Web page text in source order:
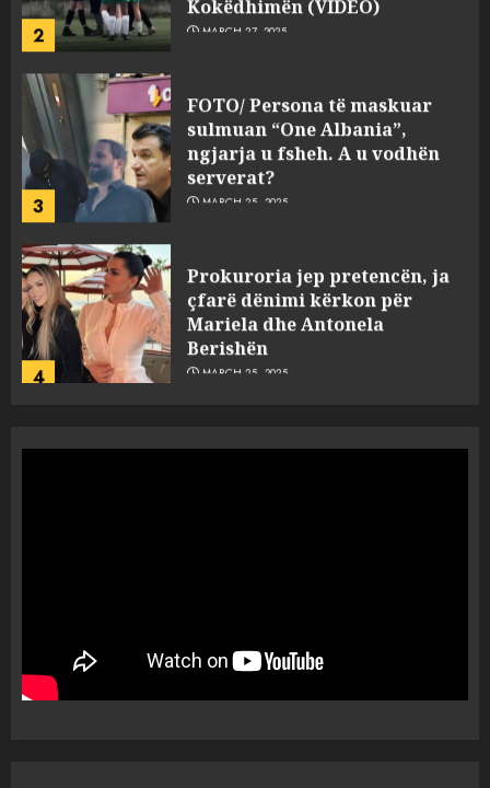
2
3
FOTO/ Persona të maskuar
sulmuan “One Albania”,
ngjarja u fsheh. A u vodhën
serverat?
4
Prokuroria jep pretencën, ja
çfarë dënimi kërkon për
Mariela dhe Antonela
Berishën
1
“bosen” Joana Nano për
abuzim me fondet publike dhe
pasuri të pajustifikuar